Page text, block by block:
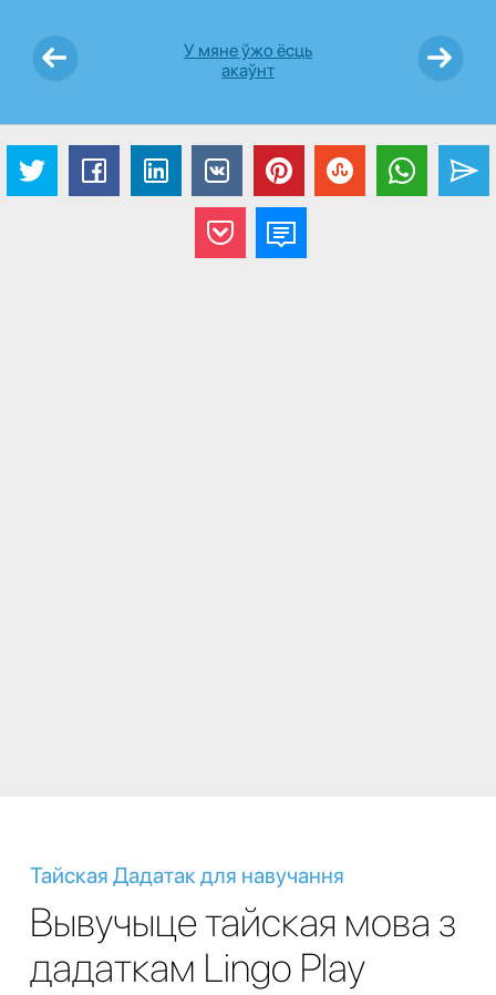
У мяне ўжо ёсць
акаўнт
Тайская Дадатак для навучання
Вывучыце тайская мова з
дадаткам Lingo Play